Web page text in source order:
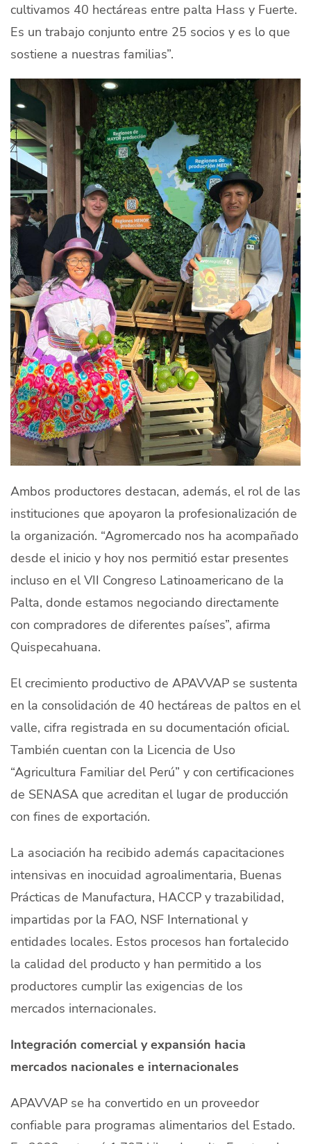
cultivamos 40 hectáreas entre palta Hass y Fuerte.
Es un trabajo conjunto entre 25 socios y es lo que
sostiene a nuestras familias”.
Ambos productores destacan, además, el rol de las
instituciones que apoyaron la profesionalización de
la organización. “Agromercado nos ha acompañado
desde el inicio y hoy nos permitió estar presentes
incluso en el VII Congreso Latinoamericano de la
Palta, donde estamos negociando directamente
con compradores de diferentes países”, afirma
Quispecahuana.
El crecimiento productivo de APAVVAP se sustenta
en la consolidación de 40 hectáreas de paltos en el
valle, cifra registrada en su documentación oficial.
También cuentan con la Licencia de Uso
“Agricultura Familiar del Perú” y con certificaciones
de SENASA que acreditan el lugar de producción
con fines de exportación.
La asociación ha recibido además capacitaciones
intensivas en inocuidad agroalimentaria, Buenas
Prácticas de Manufactura, HACCP y trazabilidad,
impartidas por la FAO, NSF International y
entidades locales. Estos procesos han fortalecido
la calidad del producto y han permitido a los
productores cumplir las exigencias de los
mercados internacionales.
Integración comercial y expansión hacia
mercados nacionales e internacionales
APAVVAP se ha convertido en un proveedor
confiable para programas alimentarios del Estado.